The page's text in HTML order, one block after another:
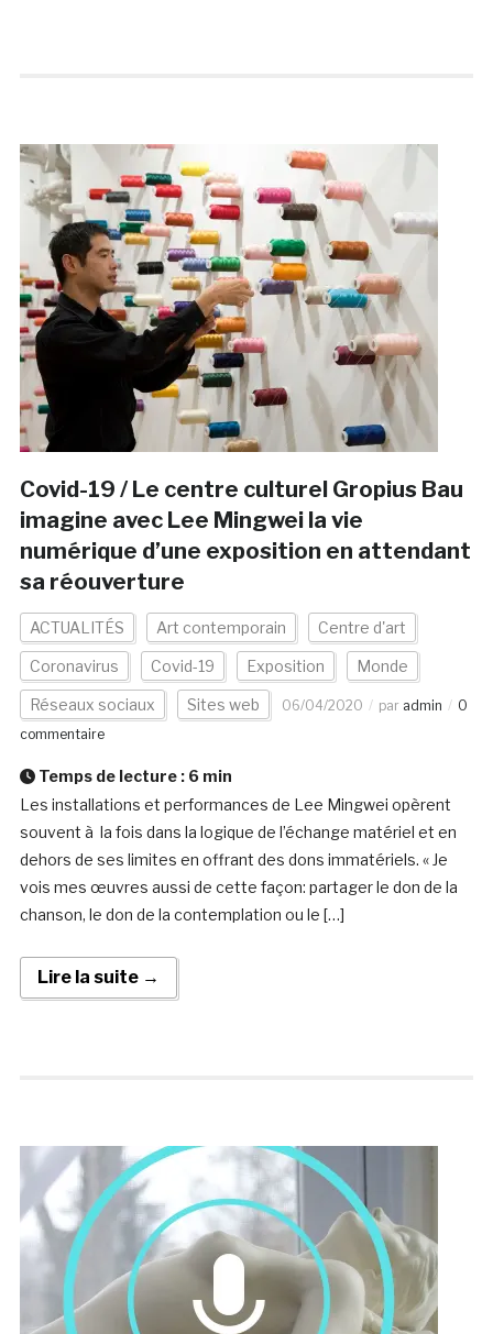
Covid-19 / Le centre culturel Gropius Bau
imagine avec Lee Mingwei la vie
numérique d’une exposition en attendant
sa réouverture
ACTUALITÉS Art contemporain Centre d'art
Coronavirus Covid-19 Exposition Monde
Réseaux sociaux Sites web 06/04/2020 par admin
0
commentaire
Temps de lecture : 6 min
Les installations et performances de Lee Mingwei opèrent
souvent à la fois dans la logique de l’échange matériel et en
dehors de ses limites en offrant des dons immatériels. « Je
vois mes œuvres aussi de cette façon: partager le don de la
chanson, le don de la contemplation ou le […]
Lire la suite →